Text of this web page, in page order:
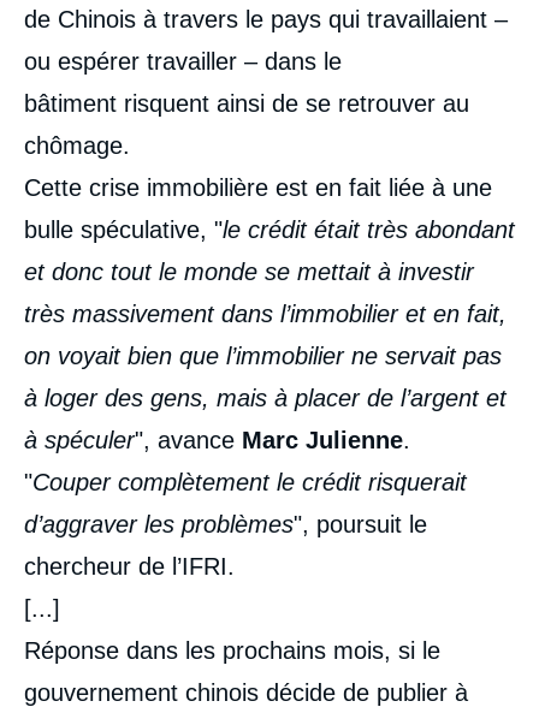
de Chinois à travers le pays qui travaillaient –
ou espérer travailler – dans le
bâtiment risquent ainsi de se retrouver au
chômage.
Cette crise immobilière est en fait liée à une
bulle spéculative, "le crédit était très abondant
et donc tout le monde se mettait à investir
très massivement dans l’immobilier et en fait,
on voyait bien que l’immobilier ne servait pas
à loger des gens, mais à placer de l’argent et
à spéculer", avance Marc Julienne.
"Couper complètement le crédit risquerait
d’aggraver les problèmes", poursuit le
chercheur de l’IFRI.
[...]
Réponse dans les prochains mois, si le
gouvernement chinois décide de publier à